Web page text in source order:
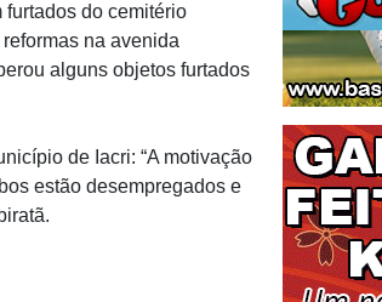
furtados do cemitério
na avenida
alguns objetos furtados
de Iacri: “A motivação
estão desempregados e